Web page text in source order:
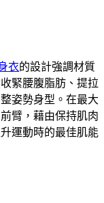
衣的設計強調材質
緊腰腹脂肪、提拉
姿勢身型。在最大
臂，藉由保持肌肉
運動時的最佳肌能